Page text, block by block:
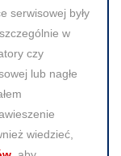
serwisowej były
w
czy
lub nagłe
wiedzieć,